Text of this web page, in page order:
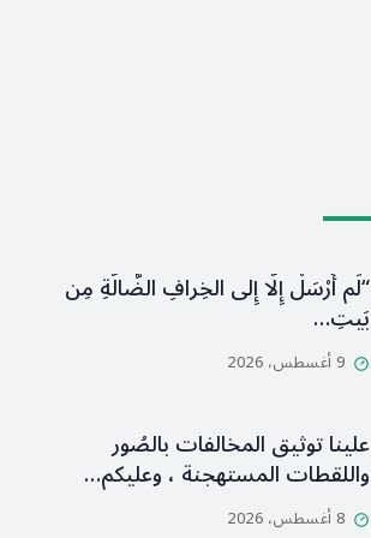
“لَم أُرْسَلْ إِلَّا إِلى الخِرافِ الضَّالَّةِ مِن
بَيتِ…
9 أغسطس، 2026
علينا توثيق المخالفات بالصُور
واللقطات المستهجنة ، وعليكم…
8 أغسطس، 2026